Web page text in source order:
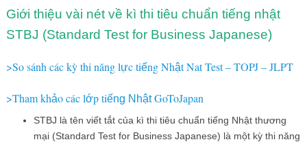
Giới thiệu vài nét về kì thi tiêu chuẩn tiếng nhật
STBJ (Standard Test for Business Japanese)
>So sánh các kỳ thi năng lực tiếng Nhật Nat Test – TOPJ – JLPT
>Tham khảo các lớp tiếng NhậtGoToJapan
STBJ là tên viết tắt của kì thi tiêu chuẩn tiếng Nhật thương
mại (Standard Test for Business Japanese) là một kỳ thi năng